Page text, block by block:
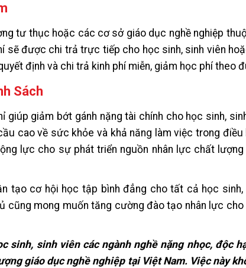
tư thục hoặc các cơ sở giáo dục nghề nghiệp
sẽ được chi trả trực tiếp cho học sinh, sinh viên
định và chi trả kinh phí miễn, giảm học phí theo
Sách
giúp giảm bớt gánh nặng tài chính cho học sinh,
cao về sức khỏe và khả năng làm việc trong
lực cho sự phát triển nguồn nhân lực chất
tạo cơ hội học tập bình đẳng cho tất cả học
cũng mong muốn tăng cường đào tạo nhân lực
sinh, sinh viên các ngành nghề nặng nhọc, độc
giáo dục nghề nghiệp tại Việt Nam. Việc này